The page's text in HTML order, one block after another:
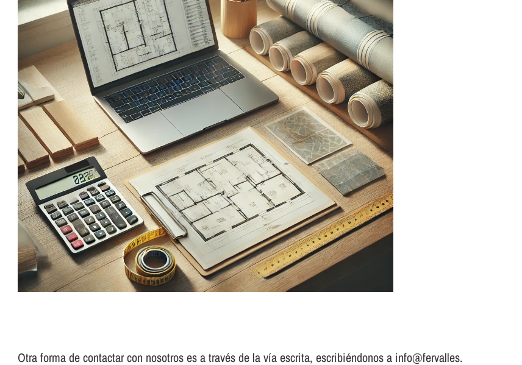
Otra forma de contactar con nosotros es a través de la vía escrita, escribiéndonos a info@fervalles.